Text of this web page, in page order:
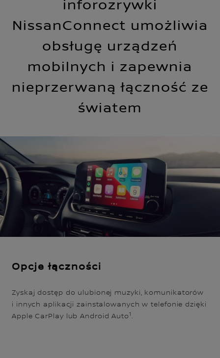
inforozrywki
NissanConnect umożliwia
obsługę urządzeń
mobilnych i zapewnia
nieprzerwaną łączność ze
światem
Opcje łączności
Zyskaj dostęp do ulubionej muzyki, komunikatorów
i innych aplikacji zainstalowanych w telefonie dzięki
Apple CarPlay lub Android Auto1.